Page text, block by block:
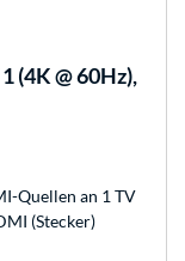
(4K @ 60Hz),
Quellen an 1 TV
(Stecker)